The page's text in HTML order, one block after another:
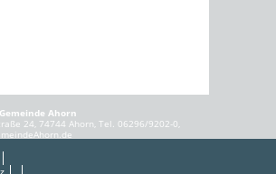
Ahorn
24, 74744 Ahorn, Tel. 06296/9202-0,